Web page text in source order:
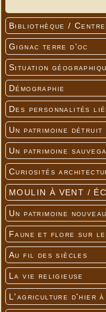
Bibliothèque /
Gignac terre d'oc
Situation
Démographie
Des personnalités
Un patrimoine détruit
Un patrimoine
Curiosités
MOULIN À VENT /
Un patrimoine nouveau
Faune et flore sur le
Au fil des siècles
La vie religieuse
L'agriculture d'hier à